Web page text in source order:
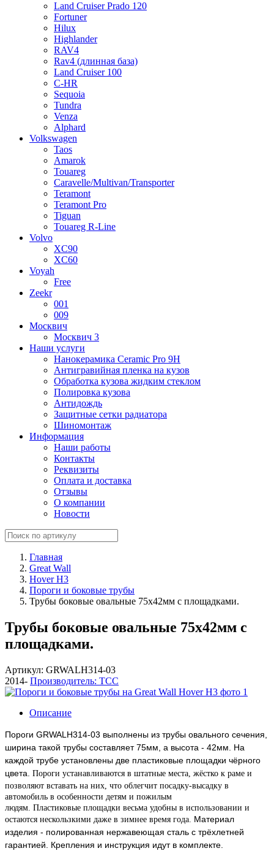
Land Cruiser Prado 120
Fortuner
Hilux
Highlander
RAV4
Rav4 (длинная база)
Land Cruiser 100
C-HR
Sequoia
Tundra
Venza
Alphard
Volkswagen
Taos
Amarok
Touareg
Caravelle/Multivan/Transporter
Teramont
Teramont Pro
Tiguan
Touareg R-Line
Volvo
XC90
XC60
Voyah
Free
Zeekr
001
009
Москвич
Москвич 3
Наши услуги
Нанокерамика Ceramic Pro 9H
Антигравийная пленка на кузов
Обработка кузова жидким стеклом
Полировка кузова
Антидождь
Защитные сетки радиатора
Шиномонтаж
Информация
Наши работы
Контакты
Реквизиты
Оплата и доставка
Отзывы
О компании
Новости
Главная
Great Wall
Hover H3
Пороги и боковые трубы
Трубы боковые овальные 75х42мм с площадками.
Трубы боковые овальные 75х42мм с
площадками.
Артикул: GRWALH314-03
2014- Производитель: ТСС
Описание
Пороги GRWALH314-03 выполнены из трубы овального сечения,
ширина такой трубы составляет 75мм, а высота - 42мм. На
каждой трубе установлены две пластиковые площадки чёрного
цвета. Пороги устанавливаются в штатные места, жёстко к раме и
позволяют вставать на них, что облегчит посадку-высадку в
автомобиль в особенности детям и пожилым
людям. Пластиковые площадки весьма удобны в использовании и
остаются нескользкими даже в зимнее время года. Материал
изделия - полированная нержавеющая сталь с трёхлетней
гарантией. Крепления и инструкция идут в комплекте.